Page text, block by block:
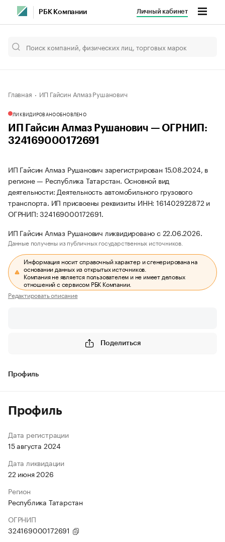
РБК Компании Личный кабинет
Главная ИП Гайсин Алмаз Рушанович
ЛИКВИДИРОВАНООБНОВЛЕНО
ИП Гайсин Алмаз Рушанович — ОГРНИП:
324169000172691
ИП Гайсин Алмаз Рушанович зарегистрирован 15.08.2024, в
регионе — Республика Татарстан. Основной вид
деятельности: Деятельность автомобильного грузового
транспорта. ИП присвоены реквизиты ИНН: 161402922872 и
ОГРНИП: 324169000172691.
ИП Гайсин Алмаз Рушанович ликвидировано с 22.06.2026.
Данные получены из публичных государственных источников.
Информация носит справочный характер и сгенерирована на
основании данных из открытых источников.
Компания не является пользователем и не имеет деловых
отношений с сервисом РБК Компании.
Редактировать описание
Поделиться
Профиль
Профиль
Дата регистрации
15 августа 2024
Дата ликвидации
22 июня 2026
Регион
Республика Татарстан
ОГРНИП
324169000172691